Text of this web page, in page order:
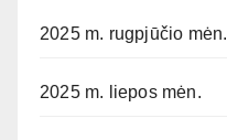
2025 m. rugpjūčio mėn.
2025 m. liepos mėn.